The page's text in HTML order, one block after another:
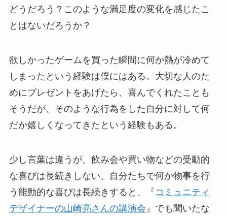
どうだろう？このような満足度の変化を感じたこ
とはないだろうか？
欲しかったゲームを買った瞬間に何か熱が冷めて
しまったという経験は僕にはある。大切な人のた
めにプレゼントをあげたら、喜んでくれたことも
そうだが、そのような行為をした自分に対して何
だか嬉しくなってきたという経験もある。
少し言葉は違うが、飲み会や買い物などの受動的
な喜びは長続きしない、自分たちで何か物事を行
う能動的な喜びは長続きすると、『 コミュニティ
デザイナーの山崎亮さんの講演会 』でも聞いたな